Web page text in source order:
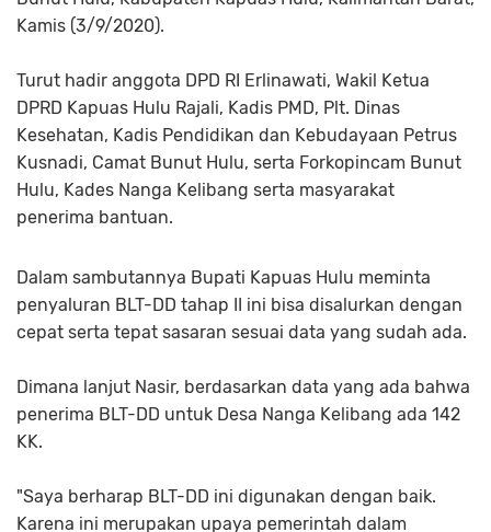
Kamis (3/9/2020).
Turut hadir anggota DPD RI Erlinawati, Wakil Ketua
DPRD Kapuas Hulu Rajali, Kadis PMD, Plt. Dinas
Kesehatan, Kadis Pendidikan dan Kebudayaan Petrus
Kusnadi, Camat Bunut Hulu, serta Forkopincam Bunut
Hulu, Kades Nanga Kelibang serta masyarakat
penerima bantuan.
Dalam sambutannya Bupati Kapuas Hulu meminta
penyaluran BLT-DD tahap II ini bisa disalurkan dengan
cepat serta tepat sasaran sesuai data yang sudah ada.
Dimana lanjut Nasir, berdasarkan data yang ada bahwa
penerima BLT-DD untuk Desa Nanga Kelibang ada 142
KK.
"Saya berharap BLT-DD ini digunakan dengan baik.
Karena ini merupakan upaya pemerintah dalam